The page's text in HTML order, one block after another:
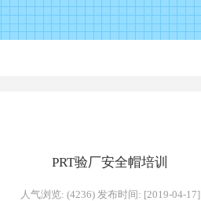
PRT验厂安全帽培训
人气浏览: (4236) 发布时间: [2019-04-17]